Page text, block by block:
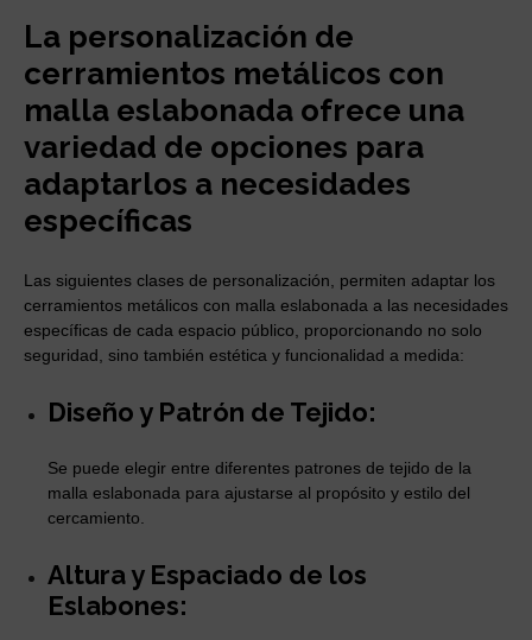
La personalización de
cerramientos metálicos con
malla eslabonada ofrece una
variedad de opciones para
adaptarlos a necesidades
específicas
Las siguientes clases de personalización, permiten adaptar los
cerramientos metálicos con malla eslabonada a las necesidades
específicas de cada espacio público, proporcionando no solo
seguridad, sino también estética y funcionalidad a medida:
Diseño y Patrón de Tejido:
Se puede elegir entre diferentes patrones de tejido de la
malla eslabonada para ajustarse al propósito y estilo del
cercamiento.
Altura y Espaciado de los
Eslabones: